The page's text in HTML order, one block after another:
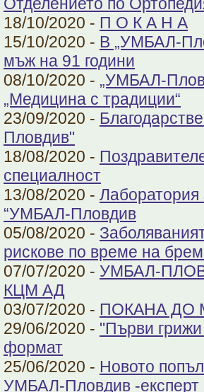
18/10/2020 - П О К А Н А
15/10/2020 - В „УМБАЛ-
мъж на 91 години
08/10/2020 - „УМБАЛ-
„Медицина с традиции“
23/09/2020 -
Пловдив"
18/08/2020 -
специалност
13/08/2020 - Лаборатория
“УМБАЛ-Пловдив
05/08/2020 -
рискове по време на
07/07/2020 - УМБАЛ-
КЦМ АД
03/07/2020 - ПОКАНА ДО
29/06/2020 - "Първи
формат
25/06/2020 - Новото
УМБАЛ-Пловдив -експерт